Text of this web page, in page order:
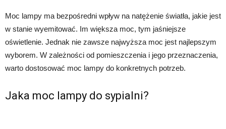
Moc lampy ma bezpośredni wpływ na natężenie światła, jakie jest
w stanie wyemitować. Im większa moc, tym jaśniejsze
oświetlenie. Jednak nie zawsze najwyższa moc jest najlepszym
wyborem. W zależności od pomieszczenia i jego przeznaczenia,
warto dostosować moc lampy do konkretnych potrzeb.
Jaka moc lampy do sypialni?